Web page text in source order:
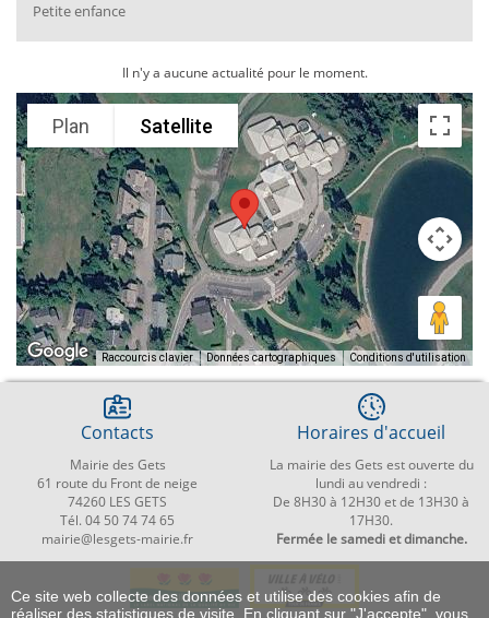
Petite enfance
Il n'y a aucune actualité pour le moment.
Plan Satellite
Raccourcis clavier Données cartographiques Conditions d'utilisation
Contacts
Mairie des Gets
61 route du Front de neige
74260 LES GETS
Tél. 04 50 74 74 65
mairie@lesgets-mairie.fr
Horaires d'accueil
La mairie des Gets est ouverte du
lundi au vendredi :
De 8H30 à 12H30 et de 13H30 à
17H30.
Fermée le samedi et dimanche.
Ce site web collecte des données et utilise des cookies afin de
réaliser des statistiques de visite. En cliquant sur "J'accepte", vous